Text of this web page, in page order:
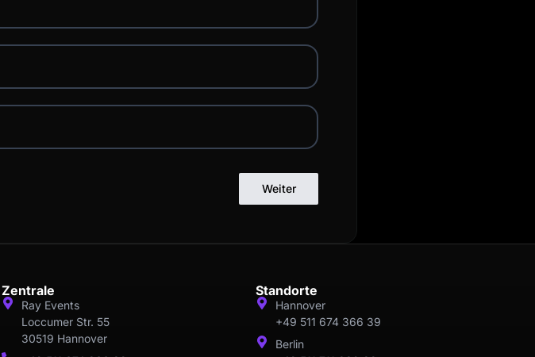
Weiter
Zentrale
Ray Events
Loccumer Str. 55
30519 Hannover
Standorte
Hannover
+49 511 674 366 39
Berlin